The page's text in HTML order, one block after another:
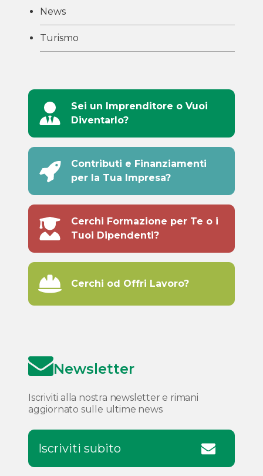
News
Turismo
Sei un Imprenditore o Vuoi
Diventarlo?
Contributi e Finanziamenti
per la Tua Impresa?
Cerchi Formazione per Te o i
Tuoi Dipendenti?
Cerchi od Offri Lavoro?
Newsletter
Iscriviti alla nostra newsletter e rimani
aggiornato sulle ultime news
Iscriviti subito